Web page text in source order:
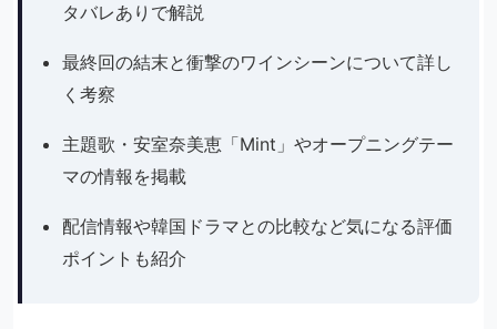
タバレありで解説
最終回の結末と衝撃のワインシーンについて詳し
く考察
主題歌・安室奈美恵「Mint」やオープニングテー
マの情報を掲載
配信情報や韓国ドラマとの比較など気になる評価
ポイントも紹介